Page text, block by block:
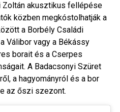
Zoltán akusztikus fellépése
közben megkóstolhatják a
a Borbély Családi
Válibor vagy a Békássy
borait és a Cserpes
A Badacsonyi Szüret
a hagyományról és a bor
az őszi szezont.